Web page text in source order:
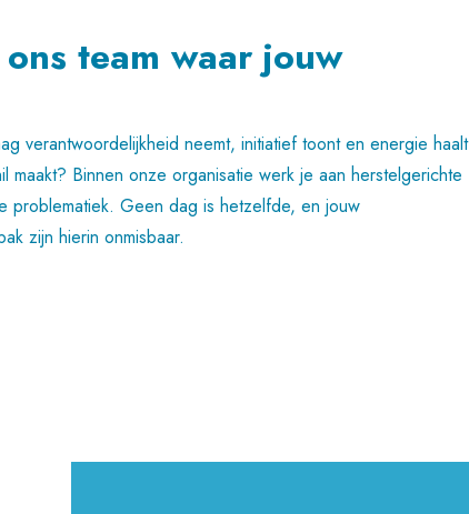
team waar jouw
verantwoordelijkheid neemt, initiatief toont en energie haalt
Binnen onze organisatie werk je aan herstelgerichte
problematiek. Geen dag is hetzelfde, en jouw
zijn hierin onmisbaar.